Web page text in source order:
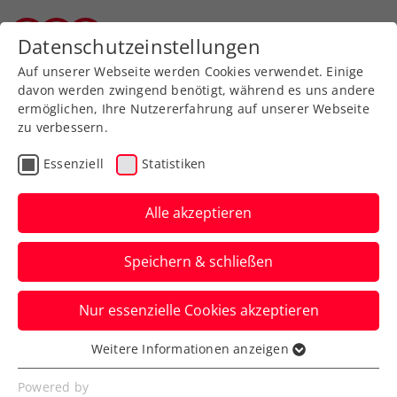
Zurück zur Newsübersicht
ATP
Kraus und Neumayer in
Australian-Open-
Qualifikation gestoppt
Für die zwei ÖTV-Asse kommt in
Melbourne in der zweiten Runde der
Vorausscheidung das Aus.
Verfasst von: Manuel Wachta, 08.01.2025
Datenschutzeinstellungen
Auf unserer Webseite werden Cookies verwendet. Einige
davon werden zwingend benötigt, während es uns andere
ermöglichen, Ihre Nutzererfahrung auf unserer Webseite
zu verbessern.
Essenziell Statistiken
Alle akzeptieren
Speichern & schließen
Nur essenzielle Cookies akzeptieren
Essenziell
Essenzielle Cookies werden für grundlegende
Weitere Informationen anzeigen
Powered by